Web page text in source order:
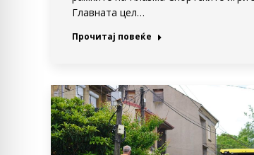
Главната цел…
Прочитај повеќе